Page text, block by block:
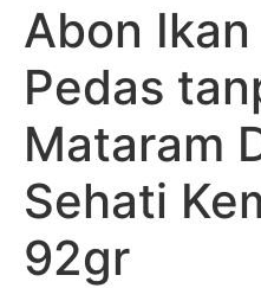
Abon
Pedas
Mataram
Sehati
92gr